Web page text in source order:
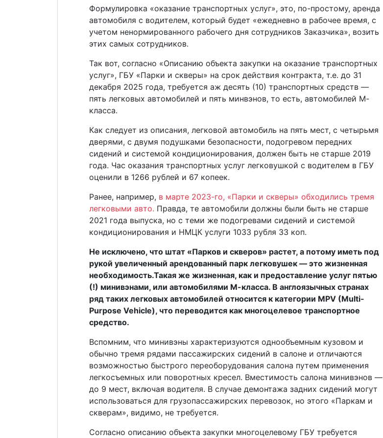
Формулировка «оказание транспортных услуг», это, по-простому, аренда
автомобиля с водителем, который будет «ежедневно в рабочее время, с
учетом ненормированного рабочего дня сотрудников Заказчика», возить
этих самых сотрудников.
Так вот, согласно «Описанию объекта закупки на оказание транспортных
услуг», ГБУ «Парки и скверы» на срок действия контракта, т.е. до 31
декабря 2025 года, требуется аж десять (10) транспортных средств —
пять легковых автомобилей и пять минвэнов, то есть, автомобилей М-
класса.
Как следует из описания, легковой автомобиль на пять мест, с четырьмя
дверями, с двумя подушками безопасности, подогревом передних
сидений и системой кондиционирования, должен быть не старше 2019
года. Час оказания транспортных услуг легковушкой с водителем в ГБУ
оценили в 1266 рублей и 67 копеек.
Ранее, например, в марте 2023-го, «Парки и скверы» обходились тремя
легковыми авто. Правда, те автомобили должны были быть не старше
2021 года выпуска, но с теми же подогревами сидений и системой
кондиционирования и НМЦК услуги 1033 рубля 33 коп.
Не исключено, что штат «Парков и скверов» растет, а потому иметь под
рукой увеличенный арендованный парк легковушек — это жизненная
необходимость.Такая же жизненная, как и предоставление услуг пятью
(!) минивэнами, или автомобилями М-класса. В англоязычных странах
ряд таких легковых автомобилей относится к категории MPV (Multi-
Purpose Vehicle), что переводится как многоцелевое транспортное
средство.
Вспомним, что минивэны характеризуются однообъемным кузовом и
обычно тремя рядами пассажирских сидений в салоне и отличаются
возможностью быстрого переоборудования салона путем применения
легкосъемных или поворотных кресел. Вместимость салона минивэнов —
до 9 мест, включая водителя. В случае демонтажа задних сидений могут
использоваться для грузопассажирских перевозок, но этого «Паркам и
скверам», видимо, не требуется.
Согласно описанию объекта закупки многоцелевому ГБУ требуется